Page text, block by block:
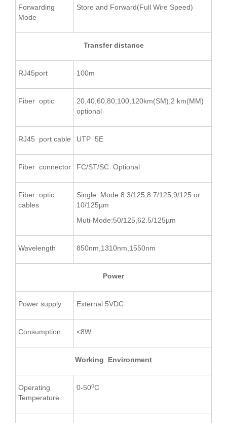
Forwarding
Mode
Store and Forward(Full Wire Speed)
Transfer distance
RJ45port 100m
Fiber optic
20,40,60,80,100,120km(SM),2 km(MM)
optional
RJ45 port cable UTP 5E
Fiber connector FC/ST/SC Optional
Fiber optic
cables
Single Mode:8.3/125,8.7/125,9/125 or
10/125µm
Muti-Mode:50/125,62.5/125µm
Wavelength 850nm,1310nm,1550nm
Power
Power supply External 5VDC
Consumption <8W
Working Environment
Operating
Temperature
0-50oC